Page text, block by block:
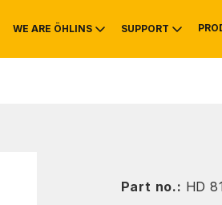
MOUNTAIN BIKE
WE ARE ÖHLINS
HISTORY
SUPPORT
SERVICE INFO &
Part no.: HD